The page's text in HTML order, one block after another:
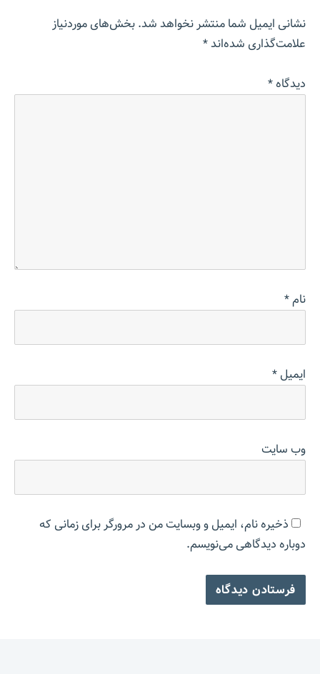
نشانی ایمیل شما منتشر نخواهد شد.بخش‌های موردنیاز
علامت‌گذاری شده‌اند*
دیدگاه*
نام*
ایمیل*
وب‌ سایت
ذخیره نام، ایمیل و وبسایت من در مرورگر برای زمانی که
دوباره دیدگاهی می‌نویسم.